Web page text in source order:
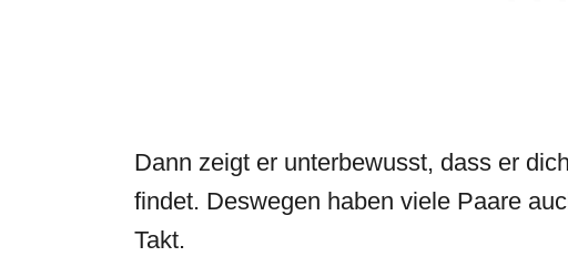
Dann zeigt er unterbewusst, dass er
findet. Deswegen haben viele Paare
Takt.